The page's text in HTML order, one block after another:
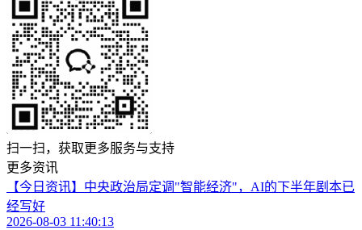
扫一扫，获取更多服务与支持
更多资讯
【今日资讯】中央政治局定调"智能经济"，AI的下半年剧本已
经写好
2026-08-03 11:40:13